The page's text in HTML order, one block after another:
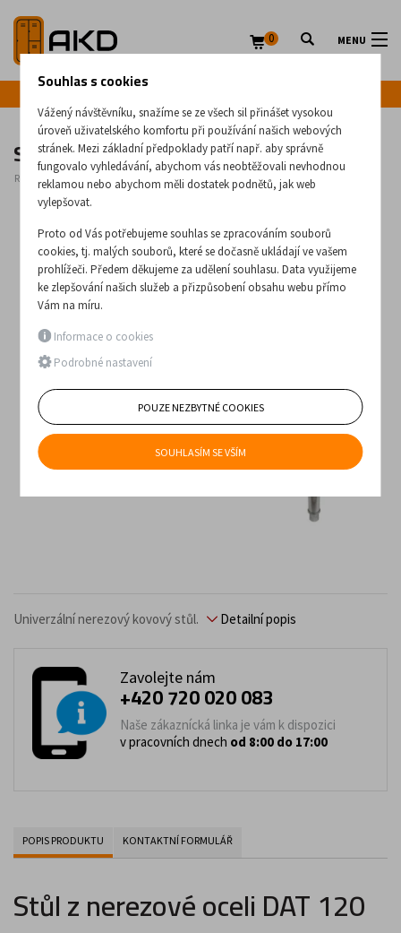
MENU
0
Stůl z nerezové oceli DAT 120
Rozměry: 1200 x 600 (mm)
Univerzální nerezový kovový stůl. Detailní popis
Zavolejte nám
+420 720 020 083
Naše zákaznícká linka je vám k dispozici
v pracovních dnech od 8:00 do 17:00
POPIS PRODUKTU KONTAKTNÍ FORMULÁŘ
Stůl z nerezové oceli DAT 120
Souhlas s cookies
Vážený návštěvníku, snažíme se ze všech sil přinášet vysokou
úroveň uživatelského komfortu při používání našich webových
stránek. Mezi základní předpoklady patří např. aby správně
fungovalo vyhledávání, abychom vás neobtěžovali nevhodnou
reklamou nebo abychom měli dostatek podnětů, jak web
vylepšovat.
Proto od Vás potřebujeme souhlas se zpracováním souborů
cookies, tj. malých souborů, které se dočasně ukládají ve vašem
prohlížeči. Předem děkujeme za udělení souhlasu. Data využijeme
ke zlepšování našich služeb a přizpůsobení obsahu webu přímo
Vám na míru.
Informace o cookies
Podrobné nastavení
POUZE NEZBYTNÉ COOKIES
SOUHLASÍM SE VŠÍM